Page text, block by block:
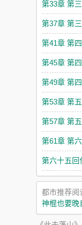
第33章 第
第37章 第
第41章 第
第45章 第
第49章 第
第53章 第
第57章 第
第61章 第
第六十五回
都市推荐阅
神棍也要晚